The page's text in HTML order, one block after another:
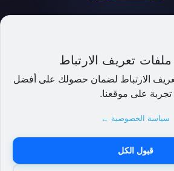
تعريف الارتباط
الارتباط لضمان حصولك على أفضل
تجربة على موقعنا.
سياسة الخصوصية ←
قبول الكل